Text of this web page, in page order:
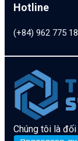
Hotline
(+84) 962 775
Chúng tôi là